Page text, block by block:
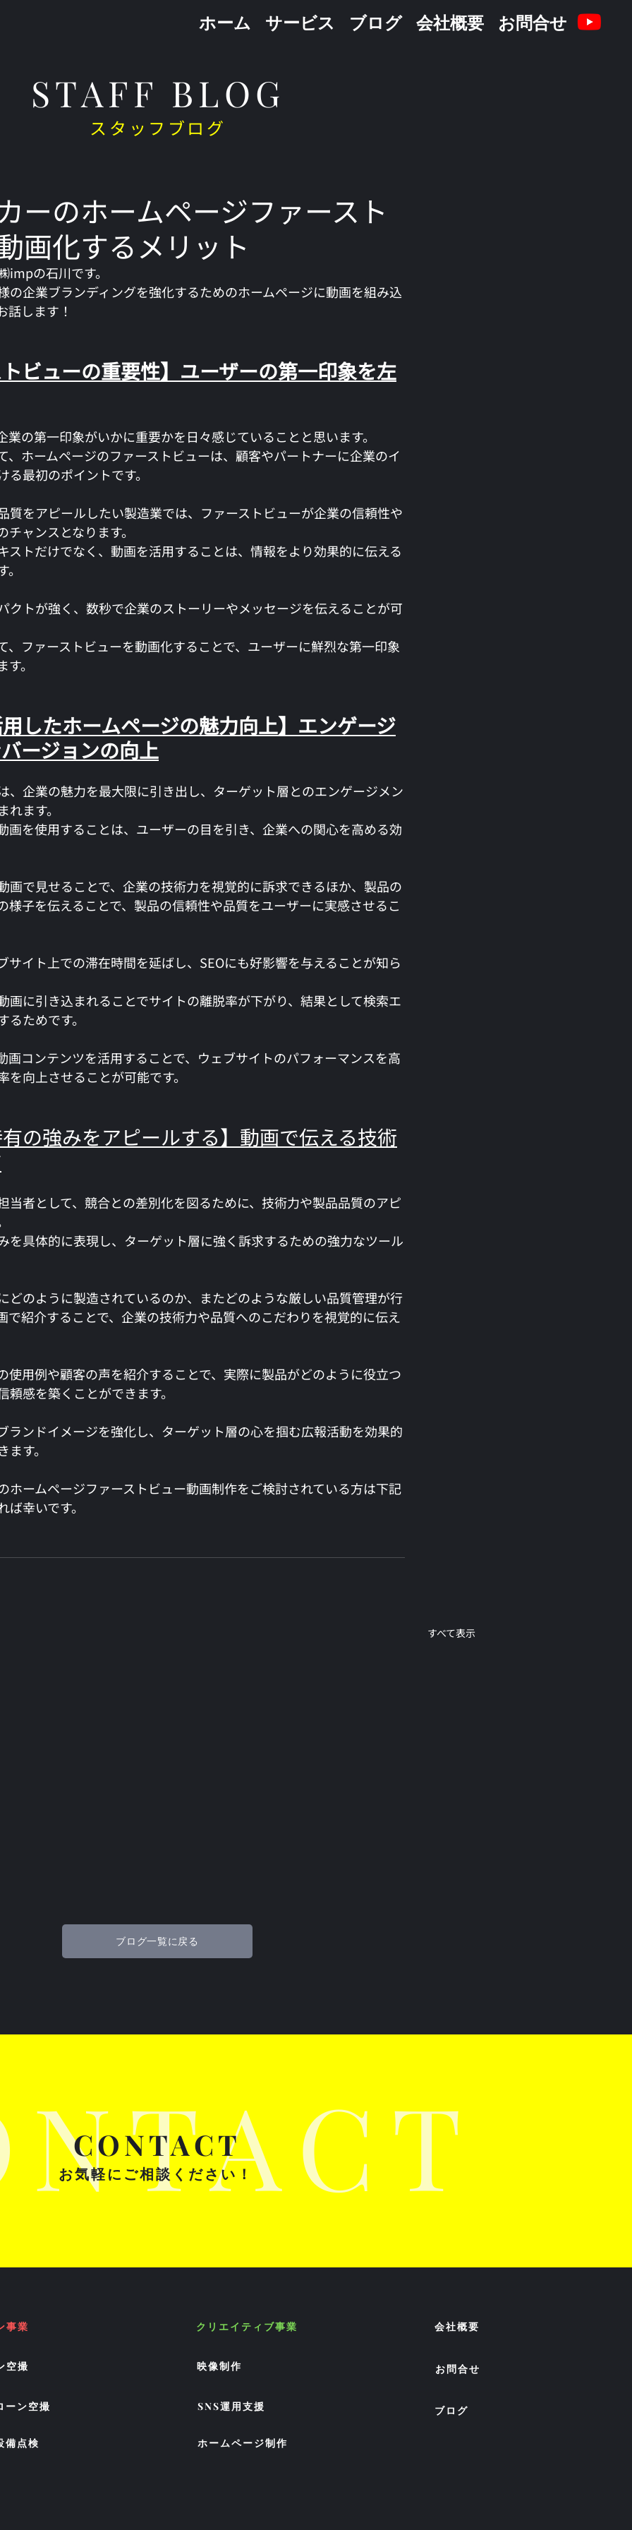
ホーム サービス ブログ 会社概要 お問合せ
STAFF BLOG
スタッフブログ
ーのホームページファースト
画化するメリット
impの石川です。
の企業ブランディングを強化するためのホームページに動画を組み込
話します！
ビューの重要性】ユーザーの第一印象を左
業の第一印象がいかに重要かを日々感じていることと思います。
、ホームページのファーストビューは、顧客やパートナーに企業のイ
最初のポイントです。
質をアピールしたい製造業では、ファーストビューが企業の信頼性や
ャンスとなります。
ストだけでなく、動画を活用することは、情報をより効果的に伝える
クトが強く、数秒で企業のストーリーやメッセージを伝えることが可
、ファーストビューを動画化することで、ユーザーに鮮烈な第一印象
。
したホームページの魅力向上】エンゲージ
ージョンの向上
、企業の魅力を最大限に引き出し、ターゲット層とのエンゲージメン
ます。
画を使用することは、ユーザーの目を引き、企業への関心を高める効
画で見せることで、企業の技術力を視覚的に訴求できるほか、製品の
様子を伝えることで、製品の信頼性や品質をユーザーに実感させるこ
サイト上での滞在時間を延ばし、SEOにも好影響を与えることが知ら
画に引き込まれることでサイトの離脱率が下がり、結果として検索エ
ためです。
画コンテンツを活用することで、ウェブサイトのパフォーマンスを高
を向上させることが可能です。
の強みをアピールする】動画で伝える技術
当者として、競合との差別化を図るために、技術力や製品品質のアピ
を具体的に表現し、ターゲット層に強く訴求するための強力なツール
どのように製造されているのか、またどのような厳しい品質管理が行
で紹介することで、企業の技術力や品質へのこだわりを視覚的に伝え
使用例や顧客の声を紹介することで、実際に製品がどのように役立つ
感を築くことができます。
ランドイメージを強化し、ターゲット層の心を掴む広報活動を効果的
す。
ホームページファーストビュー動画制作をご検討されている方は下記
幸いです。
すべて表示
ブログ一覧に戻る
CONTACT
お気軽にご相談ください！
事業
空撮
ーン空撮
備点検
クリエイティブ事業
映像制作
SNS運用支援
ホームページ制作
​会社概要
お問合せ
ブログ